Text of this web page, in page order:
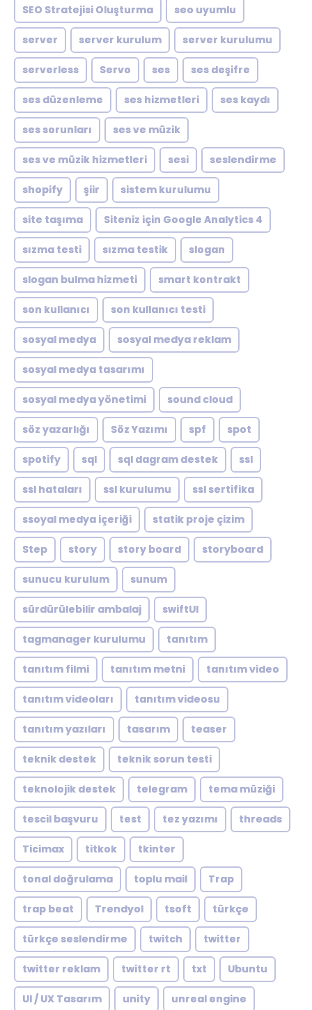
SEO Stratejisi Oluşturma seo uyumlu
server server kurulum server kurulumu
serverless Servo ses ses deşifre
ses düzenleme ses hizmetleri ses kaydı
ses sorunları ses ve müzik
ses ve müzik hizmetleri sesi seslendirme
shopify şiir sistem kurulumu
site taşıma Siteniz için Google Analytics 4
sızma testi sızma testik slogan
slogan bulma hizmeti smart kontrakt
son kullanıcı son kullanıcı testi
sosyal medya sosyal medya reklam
sosyal medya tasarımı
sosyal medya yönetimi sound cloud
söz yazarlığı Söz Yazımı spf spot
spotify sql sql dagram destek ssl
ssl hataları ssl kurulumu ssl sertifika
ssoyal medya içeriği statik proje çizim
Step story story board storyboard
sunucu kurulum sunum
sürdürülebilir ambalaj swiftUI
tagmanager kurulumu tanıtım
tanıtım filmi tanıtım metni tanıtım video
tanıtım videoları tanıtım videosu
tanıtım yazıları tasarım teaser
teknik destek teknik sorun testi
teknolojik destek telegram tema müziği
tescil başvuru test tez yazımı threads
Ticimax titkok tkinter
tonal doğrulama toplu mail Trap
trap beat Trendyol tsoft türkçe
türkçe seslendirme twitch twitter
twitter reklam twitter rt txt Ubuntu
UI / UX Tasarım unity unreal engine